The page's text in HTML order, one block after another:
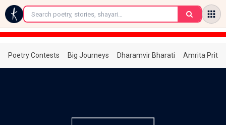
←
Poetry Contests Big Journeys Dharamvir Bharati Amrita